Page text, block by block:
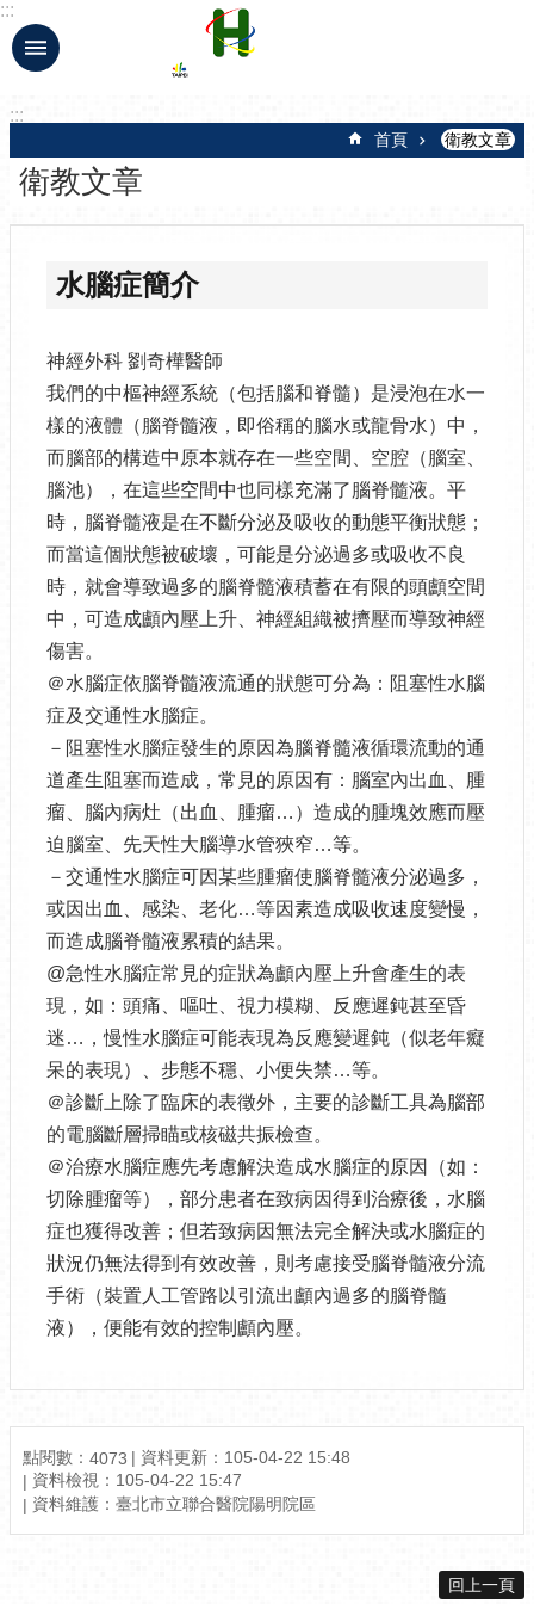
跳到主要內容區塊
:::
:::
首頁 衛教文章
衛教文章
水腦症簡介
神經外科 劉奇樺醫師
我們的中樞神經系統（包括腦和脊髓）是浸泡在水一
樣的液體（腦脊髓液，即俗稱的腦水或龍骨水）中，
而腦部的構造中原本就存在一些空間、空腔（腦室、
腦池），在這些空間中也同樣充滿了腦脊髓液。平
時，腦脊髓液是在不斷分泌及吸收的動態平衡狀態；
而當這個狀態被破壞，可能是分泌過多或吸收不良
時，就會導致過多的腦脊髓液積蓄在有限的頭顱空間
中，可造成顱內壓上升、神經組織被擠壓而導致神經
傷害。
＠水腦症依腦脊髓液流通的狀態可分為：阻塞性水腦
症及交通性水腦症。
－阻塞性水腦症發生的原因為腦脊髓液循環流動的通
道產生阻塞而造成，常見的原因有：腦室內出血、腫
瘤、腦內病灶（出血、腫瘤…）造成的腫塊效應而壓
迫腦室、先天性大腦導水管狹窄…等。
－交通性水腦症可因某些腫瘤使腦脊髓液分泌過多，
或因出血、感染、老化…等因素造成吸收速度變慢，
而造成腦脊髓液累積的結果。
@急性水腦症常見的症狀為顱內壓上升會產生的表
現，如：頭痛、嘔吐、視力模糊、反應遲鈍甚至昏
迷…，慢性水腦症可能表現為反應變遲鈍（似老年癡
呆的表現）、步態不穩、小便失禁…等。
＠診斷上除了臨床的表徵外，主要的診斷工具為腦部
的電腦斷層掃瞄或核磁共振檢查。
＠治療水腦症應先考慮解決造成水腦症的原因（如：
切除腫瘤等），部分患者在致病因得到治療後，水腦
症也獲得改善；但若致病因無法完全解決或水腦症的
狀況仍無法得到有效改善，則考慮接受腦脊髓液分流
手術（裝置人工管路以引流出顱內過多的腦脊髓
液），便能有效的控制顱內壓。
點閱數： 4073
資料更新：105-04-22 15:48
資料檢視：105-04-22 15:47
資料維護：臺北市立聯合醫院陽明院區
回上一頁